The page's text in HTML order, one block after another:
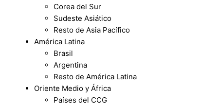
Corea del Sur
Sudeste Asiático
Resto de Asia Pacífico
América Latina
Brasil
Argentina
Resto de América Latina
Oriente Medio y África
Países del CCG